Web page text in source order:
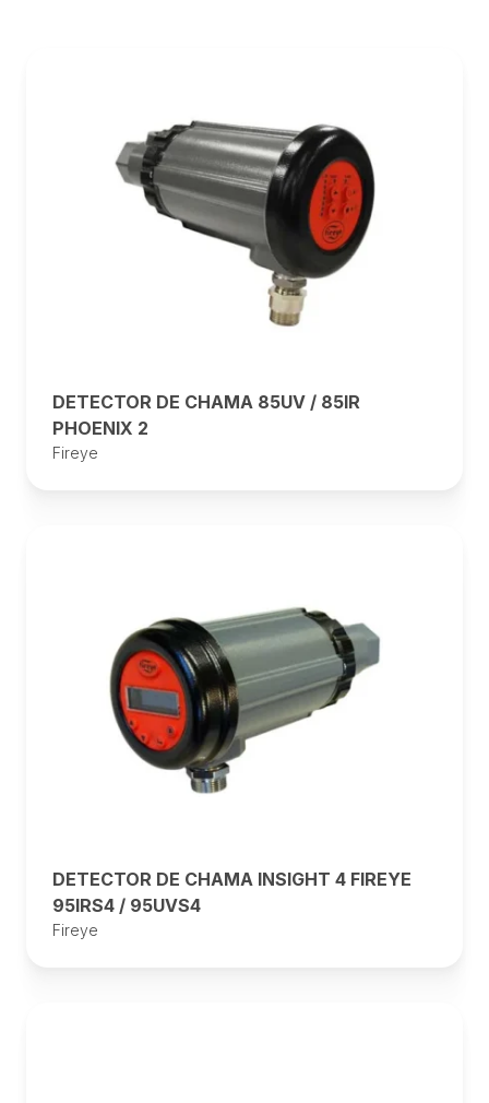
DETECTOR DE CHAMA 85UV / 85IR
PHOENIX 2
Fireye
DETECTOR DE CHAMA INSIGHT 4 FIREYE
95IRS4 / 95UVS4
Fireye